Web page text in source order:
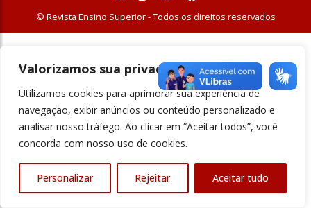
Valorizamos sua privacidade
Utilizamos cookies para aprimorar sua experiência de
navegação, exibir anúncios ou conteúdo personalizado e
analisar nosso tráfego. Ao clicar em “Aceitar todos”, você
concorda com nosso uso de cookies.
Personalizar Rejeitar Aceitar tudo
© Revista Ensino Superior - Todos os direitos reservados